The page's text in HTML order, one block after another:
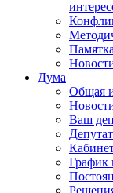
Дума
Общая
Ваш
График